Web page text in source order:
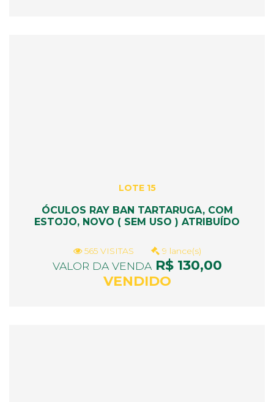
LOTE 15
ÓCULOS RAY BAN TARTARUGA, COM
ESTOJO, NOVO ( SEM USO ) ATRIBUÍDO
565 VISITAS 9 lance(s)
VALOR DA VENDAR$ 130,00
VENDIDO